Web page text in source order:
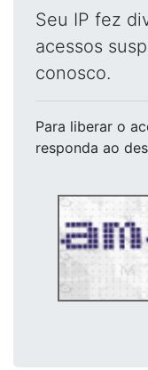
Seu IP fez
acessos
conosco.
Para liberar o
responda ao